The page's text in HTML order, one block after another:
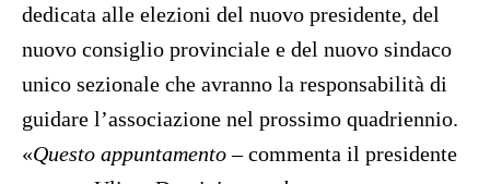
dedicata alle elezioni del nuovo presidente, del
nuovo consiglio provinciale e del nuovo sindaco
unico sezionale che avranno la responsabilità di
guidare l’associazione nel prossimo quadriennio.
«Questo appuntamento– commenta il presidente